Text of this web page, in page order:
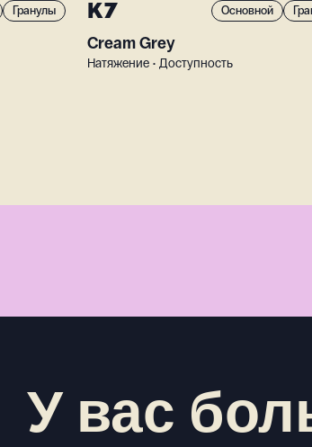
Гранулы K7 Основной
Cream Grey
Натяжение • Доступность
У вас